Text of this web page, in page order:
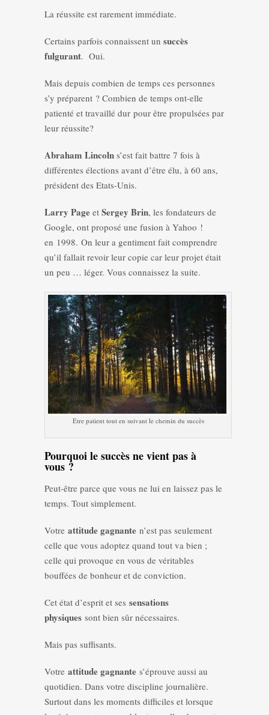
La réussite est rarement immédiate.
Certains parfois connaissent un succès
fulgurant. Oui.
Mais depuis combien de temps ces personnes
s’y préparent ? Combien de temps ont-elle
patienté et travaillé dur pour être propulsées par
leur réussite?
Abraham Lincoln s’est fait battre 7 fois à
différentes élections avant d’être élu, à 60 ans,
président des Etats-Unis.
Larry Page et Sergey Brin, les fondateurs de
Google, ont proposé une fusion à Yahoo !
en 1998. On leur a gentiment fait comprendre
qu’il fallait revoir leur copie car leur projet était
un peu … léger. Vous connaissez la suite.
Etre patient tout en suivant le chemin du succès
Pourquoi le succès ne vient pas à
vous ?
Peut-être parce que vous ne lui en laissez pas le
temps. Tout simplement.
Votre attitude gagnante n’est pas seulement
celle que vous adoptez quand tout va bien ;
celle qui provoque en vous de véritables
bouffées de bonheur et de conviction.
Cet état d’esprit et ses sensations
physiques sont bien sûr nécessaires.
Mais pas suffisants.
Votre attitude gagnante s’éprouve aussi au
quotidien. Dans votre discipline journalière.
Surtout dans les moments difficiles et lorsque